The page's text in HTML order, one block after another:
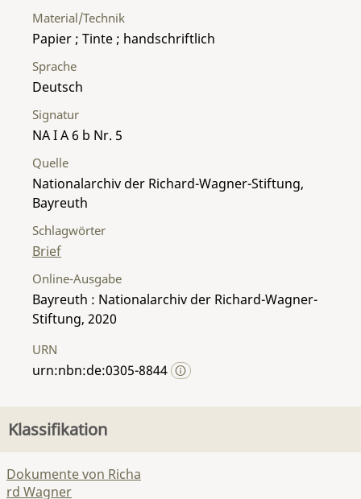
Material/Technik
Papier ; Tinte ; handschriftlich
Sprache
Deutsch
Signatur
NA I A 6 b Nr. 5
Quelle
Nationalarchiv der Richard-Wagner-Stiftung,
Bayreuth
Schlagwörter
Brief
Online-Ausgabe
Bayreuth : Nationalarchiv der Richard-Wagner-
Stiftung, 2020
URN
urn:nbn:de:0305-8844
Klassifikation
Dokumente von Richa
rd Wagner